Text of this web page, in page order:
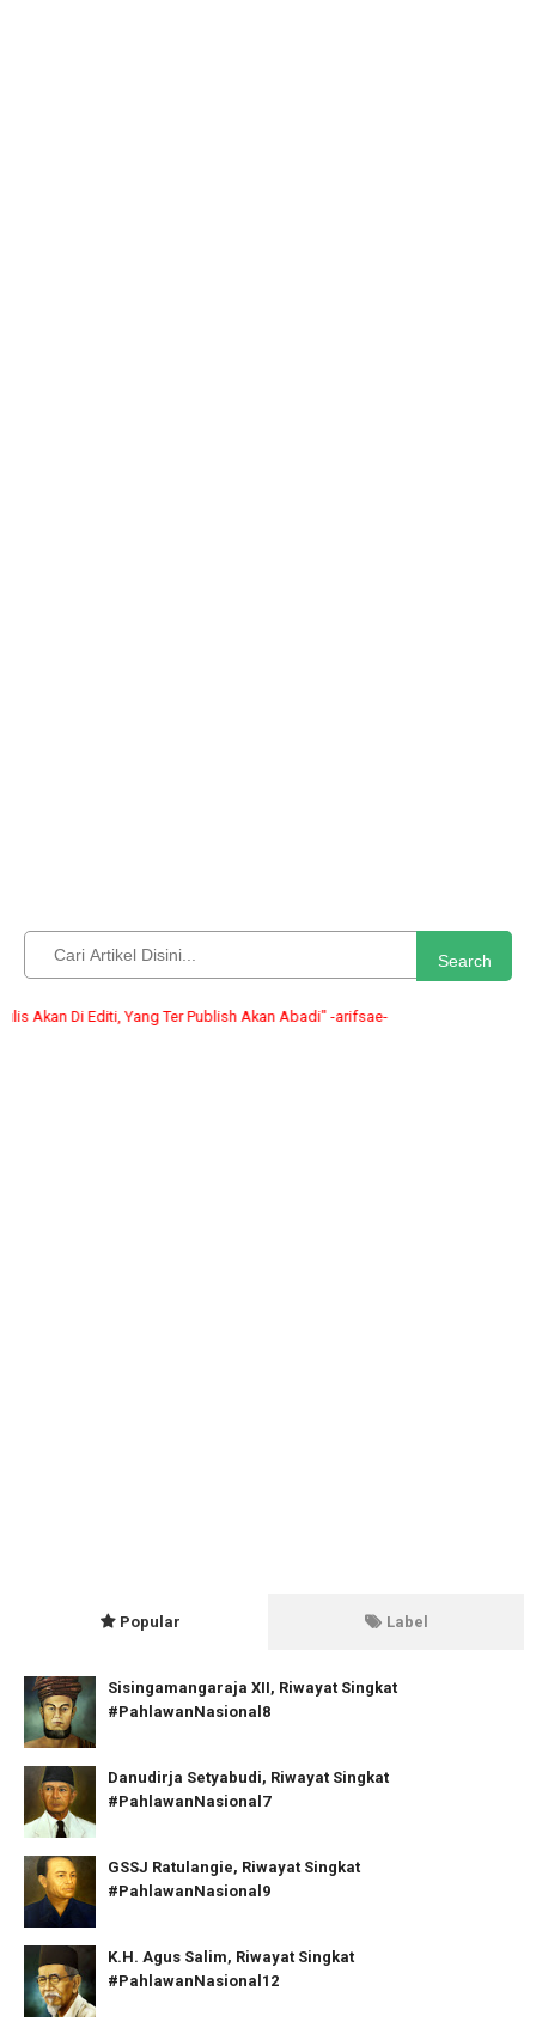
Search
Di Editi, Yang Ter Publish Akan Abadi" -arifsae-
Popular Label
Sisingamangaraja XII, Riwayat Singkat
#PahlawanNasional8
Danudirja Setyabudi, Riwayat Singkat
#PahlawanNasional7
GSSJ Ratulangie, Riwayat Singkat
#PahlawanNasional9
K.H. Agus Salim, Riwayat Singkat
#PahlawanNasional12